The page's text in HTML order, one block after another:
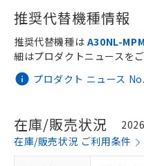
推奨代替機種情報
プロダクト ニュース
推奨代替機種は A30NL-
細はプロダクトニュースを
在庫/販売状況
在庫/販売状況 ご利用条件